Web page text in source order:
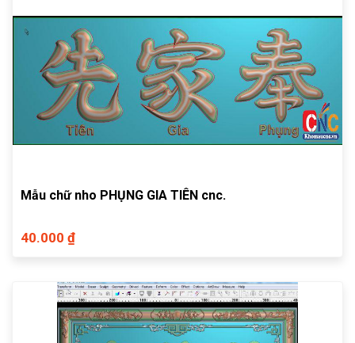
Mẫu chữ nho PHỤNG GIA TIÊN cnc.
40.000 ₫